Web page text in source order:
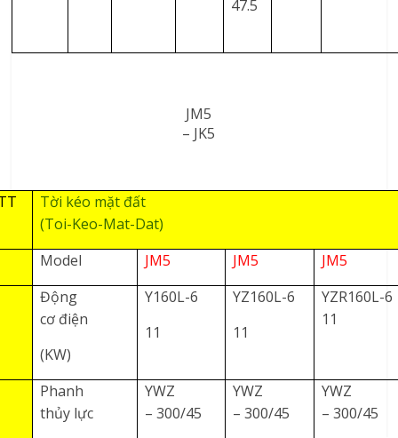
47.5
JM5
– JK5
Tời kéo mặt đất
(Toi-Keo-Mat-Dat)
Model
JM5 JM5
JM5
Động
cơ điện
(KW)
Y160L-6
11
YZ160L-6
11
YZR160L-6
11
Phanh
thủy lực
YWZ
– 300/45
YWZ
– 300/45
YWZ
– 300/45